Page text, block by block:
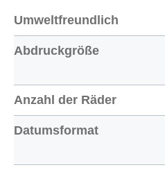
Umweltfreundlich
Abdruckgröße
Anzahl der Räder
Datumsformat